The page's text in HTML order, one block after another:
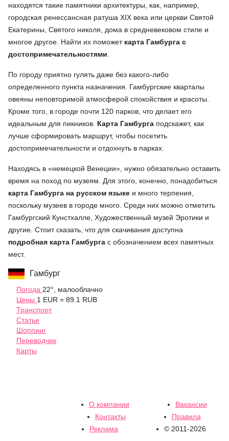
находятся такие памятники архитектуры, как, например,
городская ренессансная ратуша XIX века или церкви Святой
Екатерины, Святого николя, дома в средневековом стиле и
многое другое. Найти их поможет карта Гамбурга с
достопримечательностями
По городу приятно гулять даже без какого-либо
определенного пункта назначения. Гамбургские кварталы
овеяны неповторимой атмосферой спокойствия и красоты.
Кроме того, в городе почти 120 парков, что делает его
идеальным для пикников. Карта Гамбурга подскажет, как
лучше сформировать маршрут, чтобы посетить
достопримечательности и отдохнуть в парках.
Находясь в «немецкой Венеции», нужно обязательно оставить
время на поход по музеям. Для этого, конечно, понадобиться
карта Гамбурга на русском языке и много терпения,
поскольку музеев в городе много. Среди них можно отметить
Гамбургский Кунстхалле, Художественный музей Эротики и
другие. Стоит сказать, что для скачивания доступна
подробная карта Гамбурга с обозначением всех памятных
мест.
Гамбург
Погода 22°, малооблачно
Цены 1 EUR = 89.1 RUB
Транспорт
Статьи
Шоппинг
Переводчик
Карты
О компании
Вакансии
Контакты
Правила
Реклама
© 2011-2026